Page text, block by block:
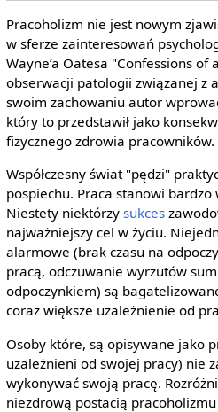
Pracoholizm nie jest nowym
w sferze zainteresowań
Wayne’a Oatesa "Confessions
obserwacji patologii związanej z
swoim zachowaniu autor
który to przedstawił jako
fizycznego zdrowia pracowników.
Współczesny świat "pędzi"
pospiechu. Praca stanowi bardzo
Niestety niektórzy sukces
najważniejszy cel w życiu.
alarmowe (brak czasu na
pracą, odczuwanie wyrzutów
odpoczynkiem) są
coraz większe uzależnienie od
Osoby które, są opisywane jako
uzależnieni od swojej pracy) nie
wykonywać swoją pracę.
niezdrową postacią pracoholizmu